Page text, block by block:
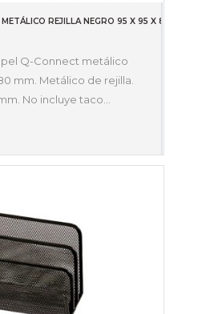
REJILLA NEGRO 95 X 95 X 80MM
Q-Connect metálico
mm. Metálico de rejilla.
No incluye taco…